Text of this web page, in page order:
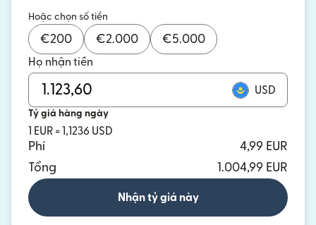
Hoặc chọn số tiền
€200 €2.000 €5.000
Họ nhận tiền
USD
Tỷ giá hàng ngày
1 EUR = 1,1236 USD
Phí
4,99 EUR
Tổng
1.004,99 EUR
Nhận tỷ giá này